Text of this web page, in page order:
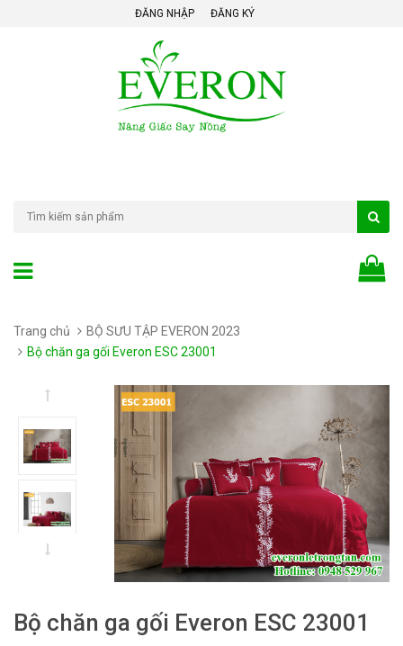
ĐĂNG NHẬP ĐĂNG KÝ
Trang chủ
BỘ SƯU TẬP EVERON 2023
Bộ chăn ga gối Everon ESC 23001
Bộ chăn ga gối Everon ESC 23001